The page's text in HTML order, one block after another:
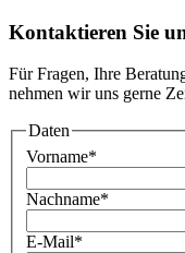
Kontaktieren Sie
Für Fragen, Ihre
nehmen wir uns gerne
Daten
Vorname*
Nachname*
E-Mail*